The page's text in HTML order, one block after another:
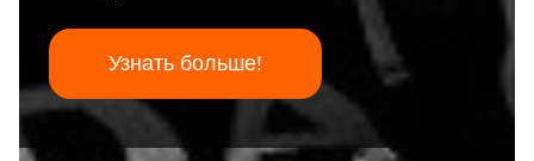
Узнать больше!